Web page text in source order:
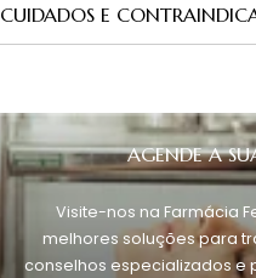
CUIDADOS E
AGENDE A
Visite-nos na Farmácia
melhores soluções para
conselhos especializados e